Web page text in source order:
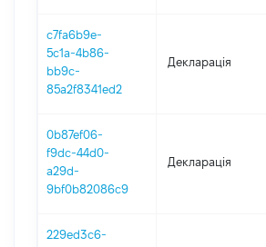
c7fa6b9e-
5c1a-4b86-
bb9c-
85a2f8341ed2
Декларація
0b87ef06-
f9dc-44d0-
a29d-
9bf0b82086c9
Декларація
229ed3c6-